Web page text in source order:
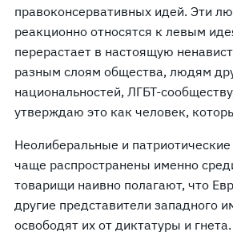
правоконсервативных идей. Эти
реакционно относятся к левым
перерастает в настоящую
разным слоям общества, людям
национальностей, ЛГБТ-
утверждаю это как человек,
Неолиберальные и
чаще распространены именно
товарищи наивно полагают, что
другие представители западного
освободят их от диктатуры и гнета.